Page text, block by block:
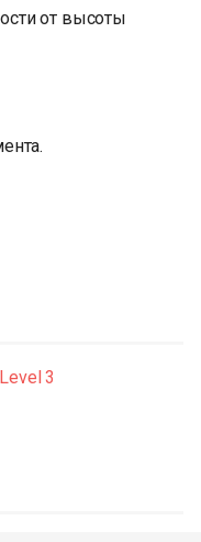
от высоты
3